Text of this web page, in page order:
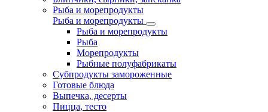
Рыба и морепродукты
Рыба и морепродукты
Рыба и морепродукты
Рыба
Морепродукты
Рыбные полуфабрикаты
Субпродукты замороженные
Готовые блюда
Выпечка, десерты
Пицца, тесто